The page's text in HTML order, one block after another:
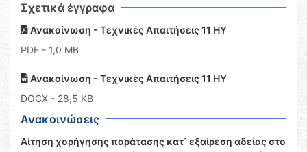
Σχετικά έγγραφα
Ανακοίνωση - Τεχνικές Απαιτήσεις 11 ΗΥ
PDF - 1,0 MB
Ανακοίνωση - Τεχνικές Απαιτήσεις 11 ΗΥ
DOCX - 28,5 KB
Ανακοινώσεις
Αίτηση χορήγησης παράτασης κατ΄ εξαίρεση αδείας στο